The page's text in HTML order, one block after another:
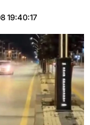
19:40:17